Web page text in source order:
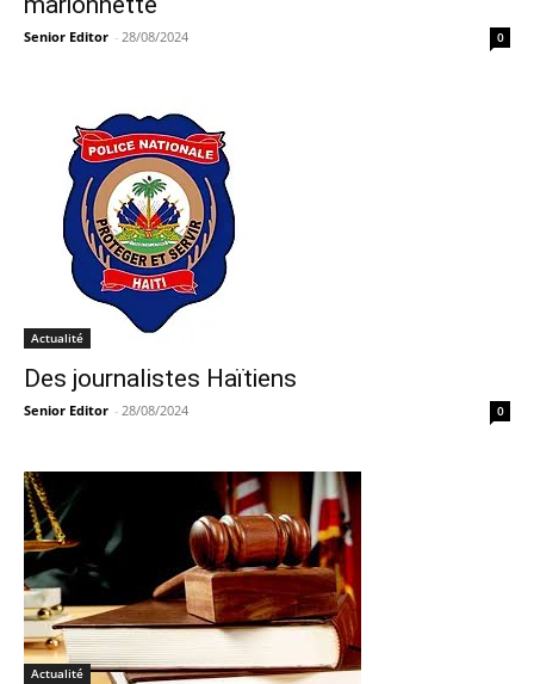
Senior Editor - 28/08/2024 0
Actualité
Des journalistes Haïtiens
Senior Editor - 28/08/2024 0
Actualité